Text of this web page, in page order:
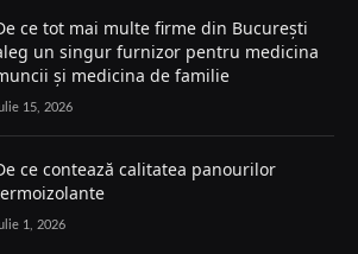
ce tot mai multe firme din București
un singur furnizor pentru medicina
și medicina de familie
15, 2026
ce contează calitatea panourilor
1, 2026